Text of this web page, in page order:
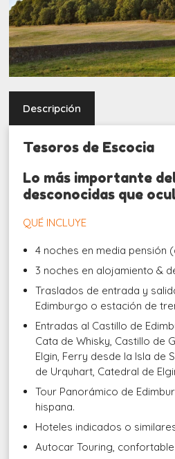
Descripción
Tesoros de Escocia
Lo más importante
desconocidas que
QUÉ INCLUYE
4 noches en media pensión
3 noches en alojamiento &
Traslados de entrada y
Edimburgo o estación de
Entradas al Castillo de
Cata de Whisky, Castillo de
Elgin, Ferry desde la Isla de
de Urquhart, Catedral de
Tour Panorámico de
hispana.
Hoteles indicados o
Autocar Touring,